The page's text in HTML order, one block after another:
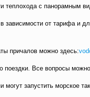
с панорамным
зависимости от тарифа и
причалов можно здесь:
Все вопросы
запустить морское